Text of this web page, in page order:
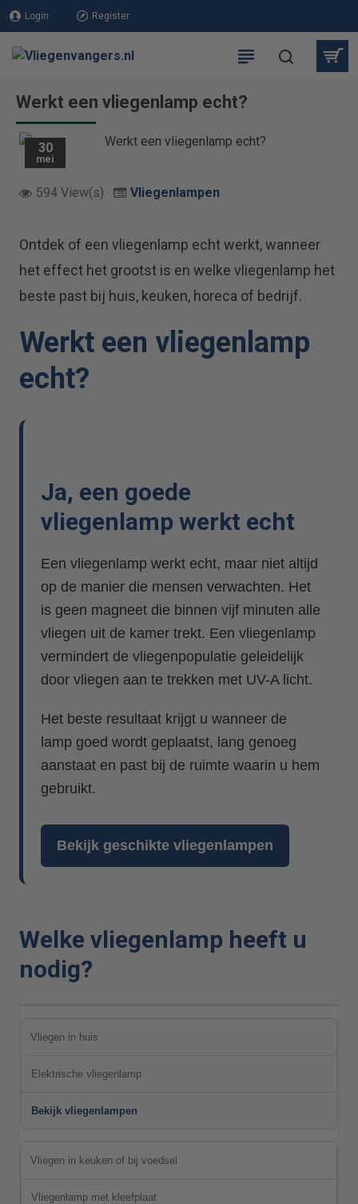
Login Register
Werkt een vliegenlamp echt?
30
mei
594 View(s) Vliegenlampen
Ontdek of een vliegenlamp echt werkt, wanneer
het effect het grootst is en welke vliegenlamp het
beste past bij huis, keuken, horeca of bedrijf.
Werkt een vliegenlamp
echt?
Ja, een goede
vliegenlamp werkt echt
Een vliegenlamp werkt echt, maar niet altijd
op de manier die mensen verwachten. Het
is geen magneet die binnen vijf minuten alle
vliegen uit de kamer trekt. Een vliegenlamp
vermindert de vliegenpopulatie geleidelijk
door vliegen aan te trekken met UV-A licht.
Het beste resultaat krijgt u wanneer de
lamp goed wordt geplaatst, lang genoeg
aanstaat en past bij de ruimte waarin u hem
gebruikt.
Bekijk geschikte vliegenlampen
Welke vliegenlamp heeft u
nodig?
Vliegen in huis
Elektrische vliegenlamp
Bekijk vliegenlampen
Vliegen in keuken of bij voedsel
Vliegenlamp met kleefplaat